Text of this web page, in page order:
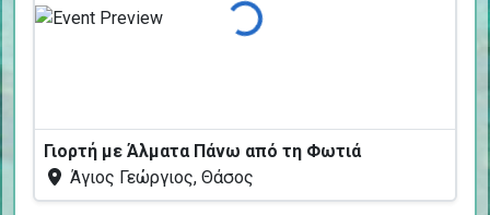
Φόρτωση...
Γιορτή με Άλματα Πάνω από τη Φωτιά
Άγιος Γεώργιος, Θάσος